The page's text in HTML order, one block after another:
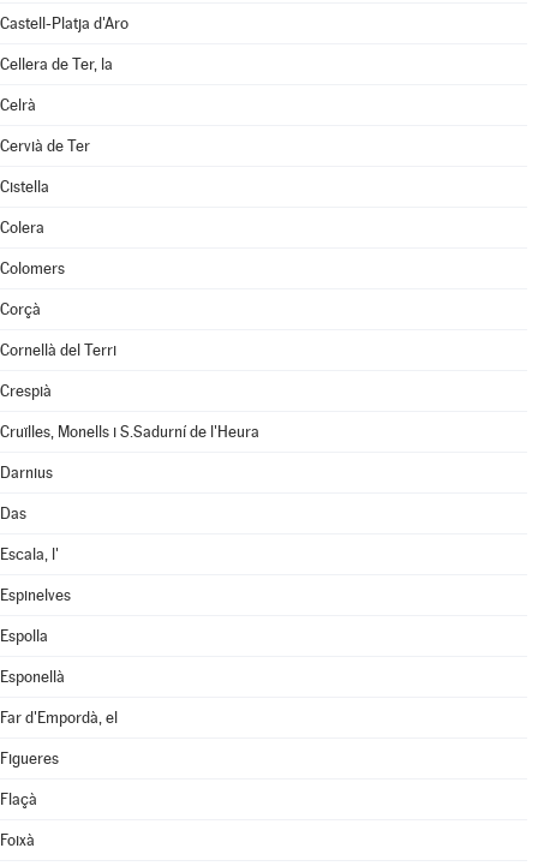
Castell-Platja d'Aro
Cellera de Ter, la
Celrà
Cervià de Ter
Cistella
Colera
Colomers
Corçà
Cornellà del Terri
Crespià
Cruïlles, Monells i S.Sadurní de l'Heura
Darnius
Das
Escala, l'
Espinelves
Espolla
Esponellà
Far d'Empordà, el
Figueres
Flaçà
Foixà